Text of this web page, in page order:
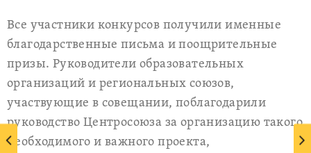
Все участники конкурсов получили именные
благодарственные письма и поощрительные
призы. Руководители образовательных
организаций и региональных союзов,
участвующие в совещании, поблагодарили
руководство Центросоюза за организацию такого
необходимого и важного проекта,